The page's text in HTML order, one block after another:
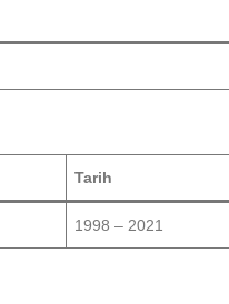
Tarih
1998 – 2021